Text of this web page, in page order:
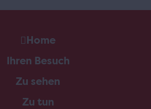
Home
Ihren Besuch
Zu sehen
Zu tun